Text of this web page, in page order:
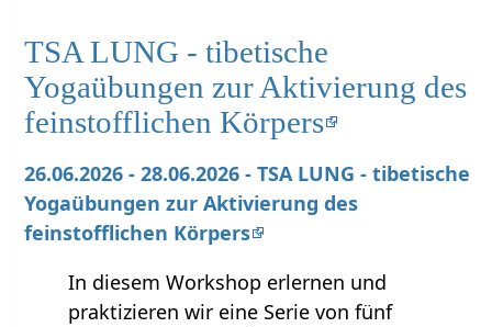
TSA LUNG - tibetische
Yogaübungen zur Aktivierung des
feinstofflichen Körpers
26.06.2026 - 28.06.2026 - TSA LUNG - tibetische
Yogaübungen zur Aktivierung des
feinstofflichen Körpers
In diesem Workshop erlernen und
praktizieren wir eine Serie von fünf